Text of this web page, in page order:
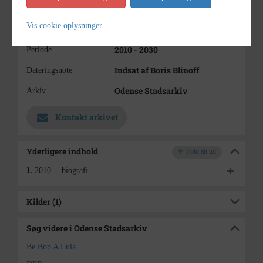
trommer
Periode 2010 - 2030
Dateringsnote Indsat af Boris Blinoff
Arkiv Odense Stadsarkiv
Kontakt arkivet
Yderligere indhold Fold alt ud
1. 2010- - biografi
Kilder (1)
Søg videre i Odense Stadsarkiv
Be Bop A Lula
Vis cookie oplysninger